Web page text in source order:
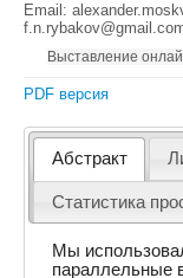
Email:
Выставление
PDF версия
Абстракт
Статистика
Мы
параллельные